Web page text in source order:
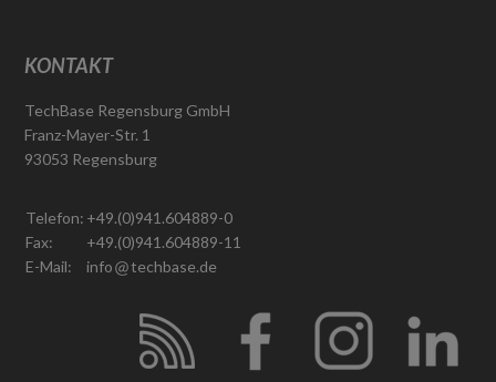
KONTAKT
TechBase Regensburg GmbH
Franz-Mayer-Str. 1
93053 Regensburg
Telefon:
Fax:
E-Mail:
+49.(0)941.604889-0
+49.(0)941.604889-11
info
techbase.de